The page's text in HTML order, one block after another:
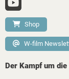
Shop
W-film
Der Kampf um